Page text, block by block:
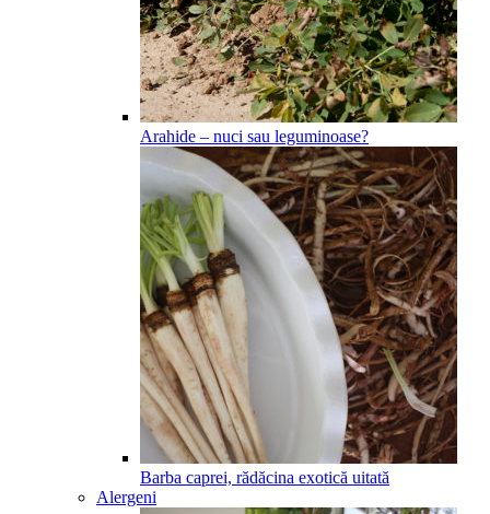
Arahide – nuci sau leguminoase?
Barba caprei, rădăcina exotică uitată
Alergeni